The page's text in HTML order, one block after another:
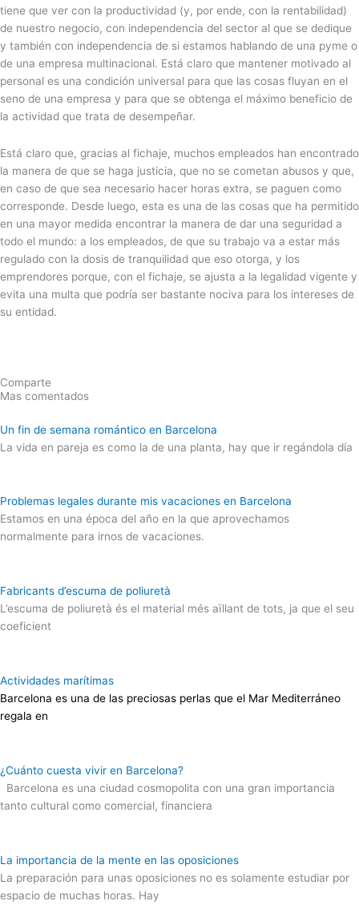
tiene que ver con la productividad (y, por ende, con la rentabilidad)
de nuestro negocio, con independencia del sector al que se dedique
y también con independencia de si estamos hablando de una pyme o
de una empresa multinacional. Está claro que mantener motivado al
personal es una condición universal para que las cosas fluyan en el
seno de una empresa y para que se obtenga el máximo beneficio de
la actividad que trata de desempeñar.
Está claro que, gracias al fichaje, muchos empleados han encontrado
la manera de que se haga justicia, que no se cometan abusos y que,
en caso de que sea necesario hacer horas extra, se paguen como
corresponde. Desde luego, esta es una de las cosas que ha permitido
en una mayor medida encontrar la manera de dar una seguridad a
todo el mundo: a los empleados, de que su trabajo va a estar más
regulado con la dosis de tranquilidad que eso otorga, y los
emprendores porque, con el fichaje, se ajusta a la legalidad vigente y
evita una multa que podría ser bastante nociva para los intereses de
su entidad.
Comparte
Mas comentados
Un fin de semana romántico en Barcelona
La vida en pareja es como la de una planta, hay que ir regándola día
Problemas legales durante mis vacaciones en Barcelona
Estamos en una época del año en la que aprovechamos
normalmente para irnos de vacaciones.
Fabricants d’escuma de poliuretà
L’escuma de poliuretà és el material més aïllant de tots, ja que el seu
coeficient
Actividades marítimas
Barcelona es una de las preciosas perlas que el Mar Mediterráneo
regala en
¿Cuánto cuesta vivir en Barcelona?
Barcelona es una ciudad cosmopolita con una gran importancia
tanto cultural como comercial, financiera
La importancia de la mente en las oposiciones
La preparación para unas oposiciones no es solamente estudiar por
espacio de muchas horas. Hay